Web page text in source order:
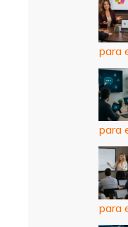
para
para
para